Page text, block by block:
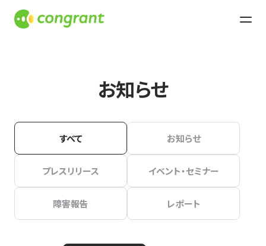
お知らせ
すべて お知らせ
プレスリリース イベント・セミナー
障害報告 レポート